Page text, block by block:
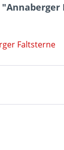
Faltsterne